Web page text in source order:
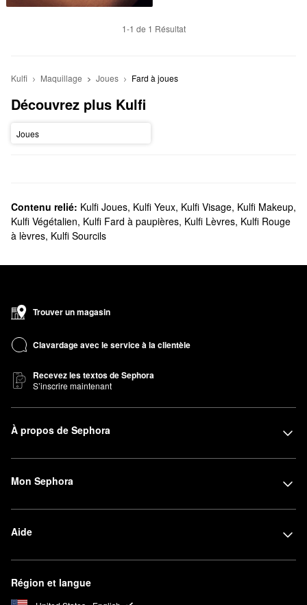
1-1 de 1 Résultat
Kulfi Maquillage Joues Fard à joues
Découvrez plus Kulfi
Joues
Contenu relié: Kulfi Joues, Kulfi Yeux, Kulfi Visage, Kulfi Makeup,
Kulfi Végétalien, Kulfi Fard à paupières, Kulfi Lèvres, Kulfi Rouge
à lèvres, Kulfi Sourcils
Trouver un magasin
Clavardage avec le service à la clientèle
Recevez les textos de Sephora
S’inscrire maintenant
À propos de Sephora
Mon Sephora
Aide
Région et langue